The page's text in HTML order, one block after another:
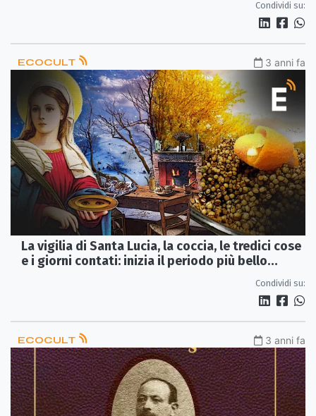
Condividi su:
ECOCULT 3 anni fa
La vigilia di Santa Lucia, la coccia, le tredici cose
e i giorni contati: inizia il periodo più bello
Condividi su:
ECOCULT 3 anni fa